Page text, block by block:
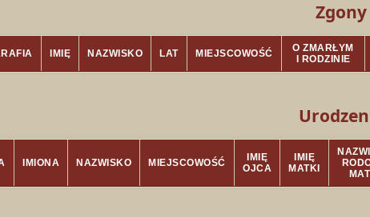
Zgony
IMIĘ NAZWISKO LAT MIEJSCOWOŚĆ
O ZMARŁYM
I RODZINIE
IMIONA NAZWISKO MIEJSCOWOŚĆ
IMIĘ
OJCA
IMIĘ
MATKI